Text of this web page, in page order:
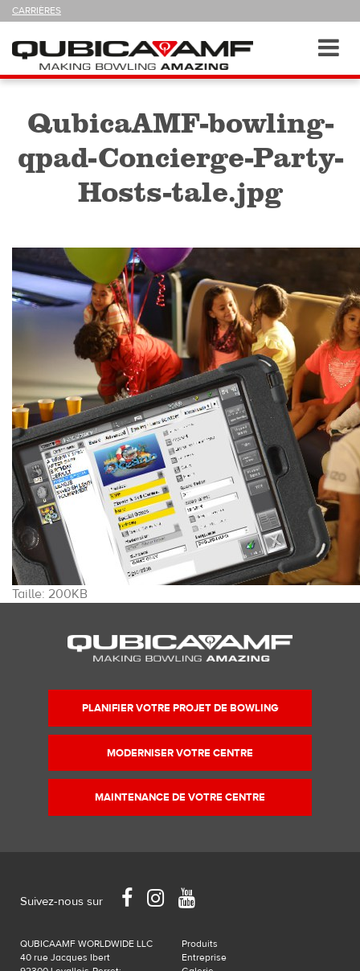
CARRIÈRES
NOUS
Navigation
QubicaAMF-bowling-
qpad-Concierge-Party-
Hosts-tale.jpg
Cliquez
Taille: 200KB
PLANIFIER VOTRE PROJET DE BOWLING
MODERNISER VOTRE CENTRE
MAINTENANCE DE VOTRE CENTRE
QUBICAAMF WORLDWIDE LLC
40 rue Jacques Ibert
Produits
Entreprise
Suivez-nous sur
FacebookInstagram